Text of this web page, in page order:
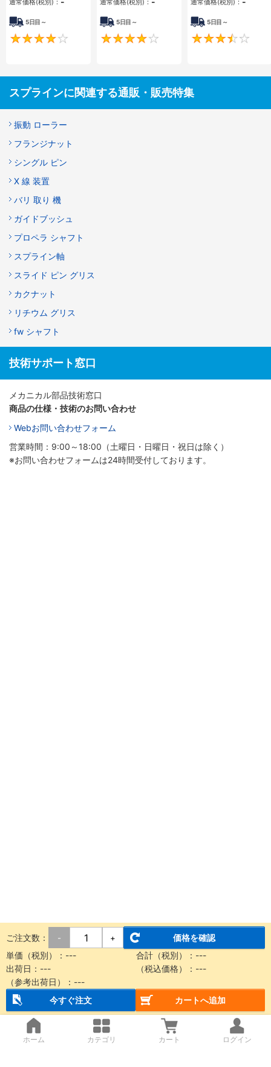
5日目～
4
5日目～
4.3
5日目～
スプラインに関連する通販・販売特集
振動 ローラー
フランジナット
シングル ピン
X 線 装置
バリ 取り 機
ガイドブッシュ
プロペラ シャフト
スプライン軸
スライド ピン グリス
カクナット
リチウム グリス
fw シャフト
技術サポート窓口
メカニカル部品技術窓口
商品の仕様・技術のお問い合わせ
Webお問い合わせフォーム
営業時間：9:00～18:00（土曜日・日曜日・祝日は除く）
※お問い合わせフォームは24時間受付しております。
ご注文数： - +
価格を確認
単価（税別）： --- 合計（税別）： ---
出荷日： --- （税込価格）： ---
（参考出荷日）： ---
今すぐ注文
カートへ追加
ホーム カテゴリ カート ログイン